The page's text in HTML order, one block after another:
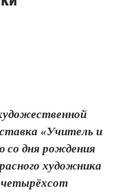
«Учитель и
со дня рождения
художника
четырёхсот